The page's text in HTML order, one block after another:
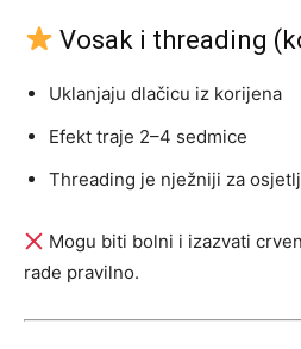
Vosak i threading
Uklanjaju dlačicu iz korijena
Efekt traje 2–4 sedmice
Threading je nježniji za
Mogu biti bolni i izazvati
rade pravilno.